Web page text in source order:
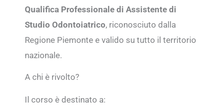
Qualifica Professionale di Assistente di
Studio Odontoiatrico, riconosciuto dalla
Regione Piemonte e valido su tutto il territorio
nazionale.
A chi è rivolto?
Il corso è destinato a: